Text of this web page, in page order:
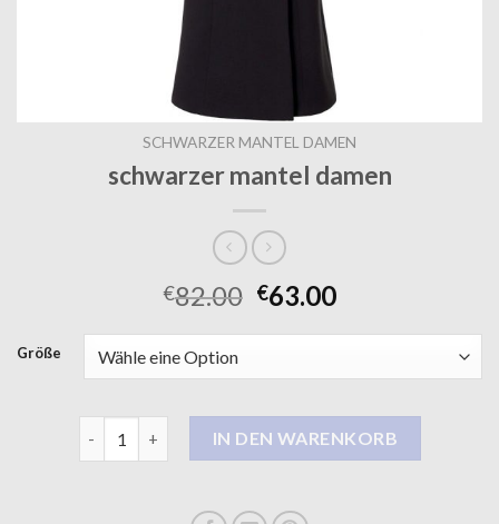
SCHWARZER MANTEL DAMEN
schwarzer mantel damen
€82.00 €63.00
Größe
schwarzer mantel damen Menge
IN DEN WARENKORB